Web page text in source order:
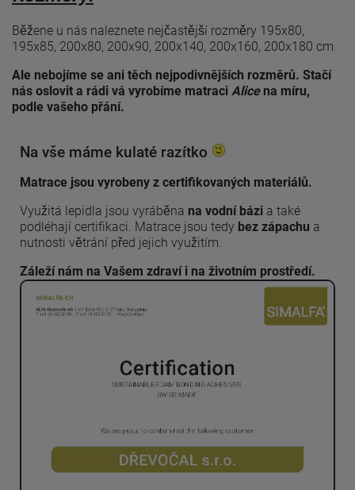
Běžene u nás naleznete nejčastější rozměry 195x80,
195x85, 200x80, 200x90, 200x140, 200x160, 200x180 cm
Ale nebojíme se ani těch nejpodivnějších rozměrů. Stačí
nás oslovit a rádi vá vyrobíme matraci Alice na míru,
podle vašeho přání.
Na vše máme kulaté razítko
Matrace jsou vyrobeny z certifikovaných materiálů.
Využitá lepidla jsou vyráběna na vodní bázi a také
podléhají certifikaci. Matrace jsou tedy bez zápachu a
nutnosti větrání před jejich využitím.
Záleží nám na Vašem zdraví i na životním prostředí.